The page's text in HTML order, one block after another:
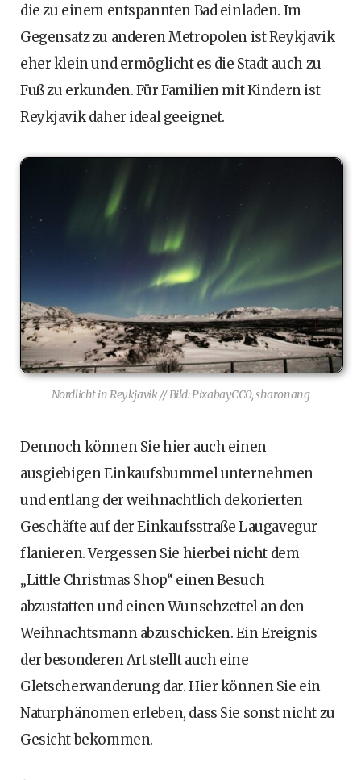
die zu einem entspannten Bad einladen. Im
Gegensatz zu anderen Metropolen ist Reykjavik
eher klein und ermöglicht es die Stadt auch zu
Fuß zu erkunden. Für Familien mit Kindern ist
Reykjavik daher ideal geeignet.
Nordlicht in Reykjavik // Bild: PixabayCC0, sharonang
Dennoch können Sie hier auch einen
ausgiebigen Einkaufsbummel unternehmen
und entlang der weihnachtlich dekorierten
Geschäfte auf der Einkaufsstraße Laugavegur
flanieren. Vergessen Sie hierbei nicht dem
„Little Christmas Shop“ einen Besuch
abzustatten und einen Wunschzettel an den
Weihnachtsmann abzuschicken. Ein Ereignis
der besonderen Art stellt auch eine
Gletscherwanderung dar. Hier können Sie ein
Naturphänomen erleben, dass Sie sonst nicht zu
Gesicht bekommen.